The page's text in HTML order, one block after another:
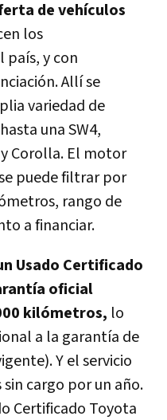
de vehículos
los
país, y con
Allí se
variedad de
una SW4,
Corolla. El motor
puede filtrar por
rango de
a financiar.
Usado Certificado
oficial
kilómetros, lo
a la garantía de
Y el servicio
sin cargo por un año.
Certificado Toyota